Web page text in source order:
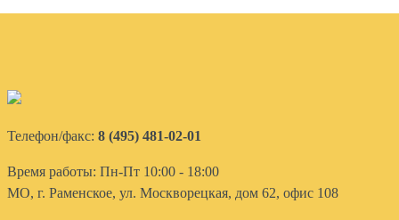
Телефон/факс: 8 (495) 481-02-01
Время работы: Пн-Пт 10:00 - 18:00
МО, г. Раменское, ул. Москворецкая, дом 62, офис 108